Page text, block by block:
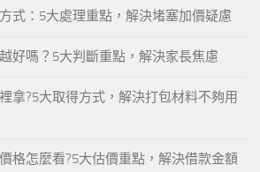
式：5大處理重點，解決堵塞加價疑慮
好嗎？5大判斷重點，解決家長焦慮
拿?5大取得方式，解決打包材料不夠用
格怎麼看?5大估價重點，解決借款金額